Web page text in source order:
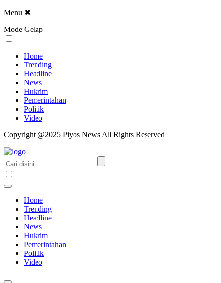
Menu ✖
Mode Gelap
Home
Trending
Headline
News
Hukrim
Pemerintahan
Politik
Video
Copyright @2025 Piyos News All Rights Reserved
Home
Trending
Headline
News
Hukrim
Pemerintahan
Politik
Video